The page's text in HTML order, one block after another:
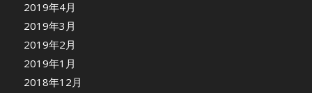
2019年4月
2019年3月
2019年2月
2019年1月
2018年12月